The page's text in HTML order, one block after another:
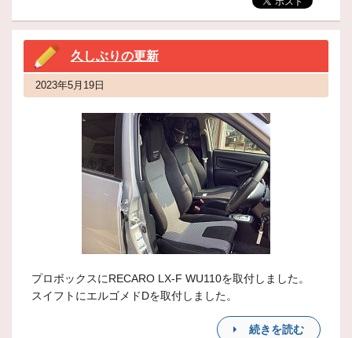
久しぶりの更新
2023年5月19日
プロボックスにRECARO LX-F WU110を取付しました。
スイフトにエルゴメドDを取付しました。
続きを読む